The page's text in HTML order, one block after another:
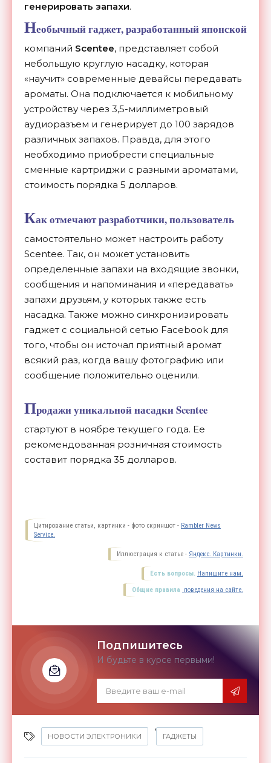
генерировать запахи.
Необычный гаджет, разработанный японской
компаний Scentee, представляет собой
небольшую круглую насадку, которая
«научит» современные девайсы передавать
ароматы. Она подключается к мобильному
устройству через 3,5-миллиметровый
аудиоразъем и генерирует до 100 зарядов
различных запахов. Правда, для этого
необходимо приобрести специальные
сменные картриджи с разными ароматами,
стоимость порядка 5 долларов.
Как отмечают разработчики, пользователь
самостоятельно может настроить работу
Scentee. Так, он может установить
определенные запахи на входящие звонки,
сообщения и напоминания и «передавать»
запахи друзьям, у которых также есть
насадка. Также можно синхронизировать
гаджет с социальной сетью Facebook для
того, чтобы он источал приятный аромат
всякий раз, когда вашу фотографию или
сообщение положительно оценили.
Продажи уникальной насадки Scentee
стартуют в ноябре текущего года. Ее
рекомендованная розничная стоимость
составит порядка 35 долларов.
Цитирование статьи, картинки - фото скриншот - Rambler News
Service.
Иллюстрация к статье - Яндекс. Картинки.
Есть вопросы. Напишите нам.
Общие правила поведения на сайте.
Подпишитесь
И будьте в курсе первыми!
НОВОСТИ ЭЛЕКТРОНИКИ
,
ГАДЖЕТЫ